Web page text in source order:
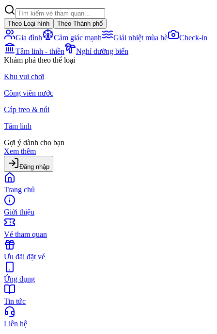
Theo Loại hình Theo Thành phố
Gia đình Cảm giác mạnh Giải nhiệt mùa hè
Check-in
Tâm linh - thiền
Nghỉ dưỡng biển
Khám phá theo thể loại
Khu vui chơi
Công viên nước
Cáp treo & núi
Tâm linh
Gợi ý dành cho bạn
Xem thêm
Đăng nhập
Trang chủ
Giới thiệu
Vé tham quan
Ưu đãi đặt vé
Ứng dụng
Tin tức
Liên hệ